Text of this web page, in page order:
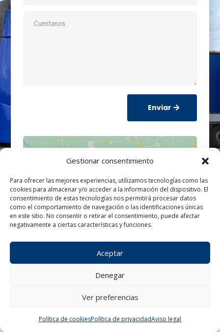
Gestionar consentimiento
Para ofrecer las mejores experiencias, utilizamos tecnologías como las
cookies para almacenar y/o acceder a la información del dispositivo. El
consentimiento de estas tecnologías nos permitirá procesar datos
como el comportamiento de navegación o las identificaciones únicas
en este sitio. No consentir o retirar el consentimiento, puede afectar
negativamente a ciertas características y funciones.
Aceptar
Denegar
Ver preferencias
Política de cookiesPolítica de privacidadAviso legal
Enviar
Haz clic para aceptar cookies de
marketing y permitir este contenido
¿Tienes alguna consulta?